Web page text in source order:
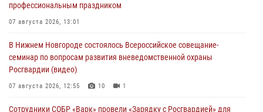
профессиональным праздником
07 августа 2026, 13:01
В Нижнем Новгороде состоялось Всероссийское совещание-
семинар по вопросам развития вневедомственной охраны
Росгвардии (видео)
07 августа 2026, 12:55 10 1
Сотрудники СОБР «Варк» провели «Зарядку с Росгвардией» для